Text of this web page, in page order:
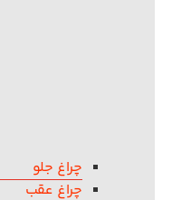
چراغ جلو
چراغ عقب